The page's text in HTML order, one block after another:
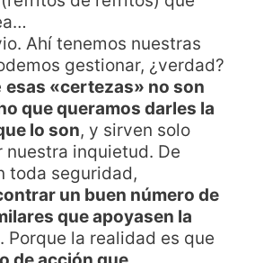
Ahí tenemos nuestras
gestionar, ¿verdad?
esas «certezas» no son
que queramos darles la
lo son, y sirven solo
nuestra inquietud. De
toda seguridad,
un buen número de
que apoyasen la
. Porque la realidad es que